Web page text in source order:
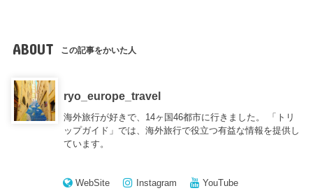
ABOUT この記事をかいた人
ryo_europe_travel
海外旅行が好きで、14ヶ国46都市に行きました。 「トリ
ップガイド」では、海外旅行で役立つ有益な情報を提供し
ています。
WebSite Instagram YouTube